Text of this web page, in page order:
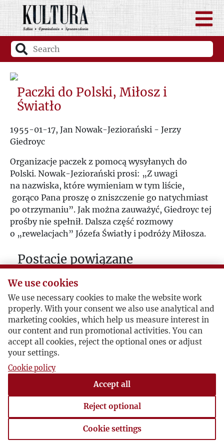
Paczki do Polski, Miłosz i
Światło
1955-01-17, Jan Nowak-Jeziorański - Jerzy
Giedroyc
Organizacje paczek z pomocą wysyłanych do
Polski. Nowak-Jeziorański prosi: „Z uwagi
na nazwiska, które wymieniam w tym liście,
gorąco Pana proszę o zniszczenie go natychmiast
po otrzymaniu”. Jak można zauważyć, Giedroyc tej
prośby nie spełnił. Dalsza część rozmowy
o „rewelacjach” Józefa Światły i podróży Miłosza.
Postacie powiązane
Bohater:Czesław Miłosz
We use cookies
We use necessary cookies to make the website work
properly. With your consent we also use analytical and
marketing cookies, which help us measure interest in
our content and run promotional activities. You can
accept all cookies, reject the optional ones or adjust
your settings.
Cookie policy
Accept all
Reject optional
Cookie settings
Cookie settings